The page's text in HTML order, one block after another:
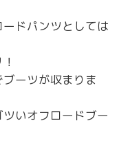
ドパンツとしては
ーツが収まりま
いオフロードブー